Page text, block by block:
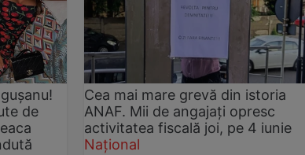
de
Cea mai mare grevă din istoria
ANAF. Mii de angajați opresc
activitatea fiscală joi, pe 4 iunie
Național